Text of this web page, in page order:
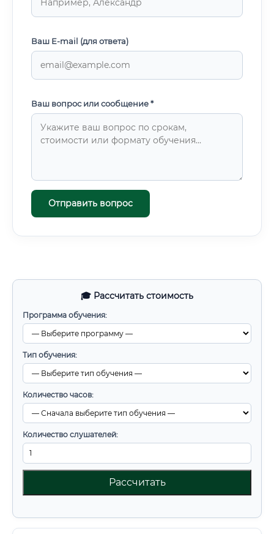
🎓 Рассчитать стоимость
Программа обучения:
Тип обучения:
Количество часов:
Количество слушателей:
Рассчитать
Ваш E-mail (для ответа)
Ваш вопрос или сообщение *
Отправить вопрос